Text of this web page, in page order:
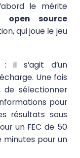
le mérite
open source
qui joue le jeu
il s’agit d’un
Une fois
de sélectionner
pour
résultats sous
un FEC de 50
minutes pour un